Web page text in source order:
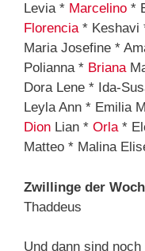
Levia * Marcelino *
Florencia* Keshavi
Maria Josefine *
Polianna * Briana
Dora Lene * Ida-
Leyla Ann * Emilia
Dion Lian * Orla*
Matteo * Malina
Zwillinge der
Thaddeus
Und dann sind noch